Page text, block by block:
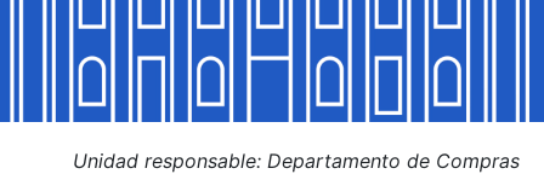
Mostrar/Ocultar
Mostrar/Ocultar
Mostrar/Ocultar
Unidad responsable: Departamento de Compras